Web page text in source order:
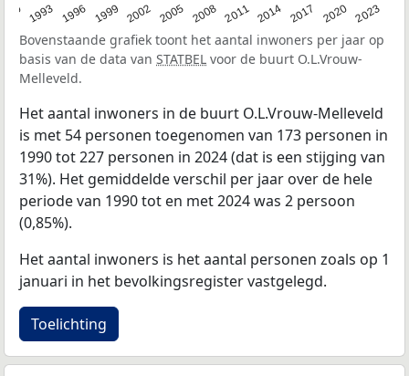
1993 1996 1999 2002 2005 2008 2011 2014 2017 2020 2023
Bovenstaande grafiek toont het aantal inwoners per jaar op
basis van de data van STATBEL voor de buurt O.L.Vrouw-
Melleveld.
Het aantal inwoners in de buurt O.L.Vrouw-Melleveld
is met 54 personen toegenomen van 173 personen in
1990 tot 227 personen in 2024 (dat is een stijging van
31%). Het gemiddelde verschil per jaar over de hele
periode van 1990 tot en met 2024 was 2 persoon
(0,85%).
Het aantal inwoners is het aantal personen zoals op 1
januari in het bevolkingsregister vastgelegd.
Toelichting